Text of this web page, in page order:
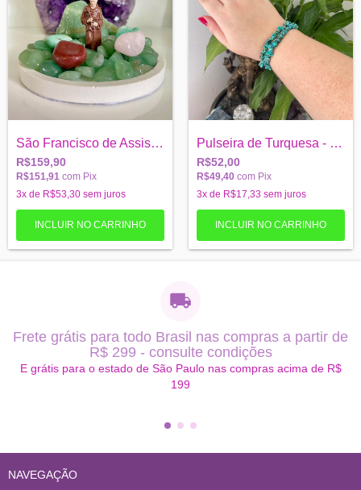
São Francisco de Assis Altar - Cristais...
R$159,90
R$151,91 com Pix
3x de R$53,30 sem juros
Pulseira de Turquesa - paz e tranquilida...
R$52,00
R$49,40 com Pix
3x de R$17,33 sem juros
Frete grátis para todo Brasil nas compras a partir de
R$ 299 - consulte condições
E grátis para o estado de São Paulo nas compras acima de R$
199
NAVEGAÇÃO